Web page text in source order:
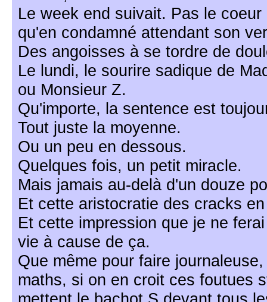
Le week end suivait. Pas le
qu'en condamné attendant son
Des angoisses à se tordre de
Le lundi, le sourire sadique de
ou Monsieur Z.
Qu'importe, la sentence est
Tout juste la moyenne.
Ou un peu en dessous.
Quelques fois, un petit miracle.
Mais jamais au-delà d'un douze
Et cette aristocratie des cracks
Et cette impression que je ne
vie à cause de ça.
Que même pour faire
maths, si on en croit ces foutues